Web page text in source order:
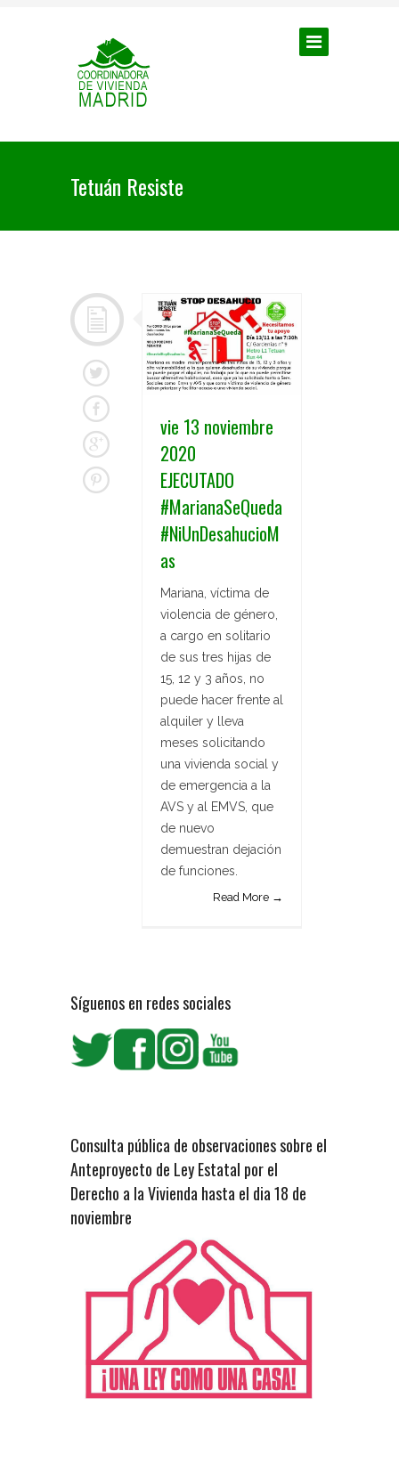
Tetuán Resiste
vie 13 noviembre
2020
EJECUTADO
#MarianaSeQueda
#NiUnDesahucioM
as
Mariana, víctima de
violencia de género,
a cargo en solitario
de sus tres hijas de
15, 12 y 3 años, no
puede hacer frente al
alquiler y lleva
meses solicitando
una vivienda social y
de emergencia a la
AVS y al EMVS, que
de nuevo
demuestran dejación
de funciones.
Read More →
Síguenos en redes sociales
Consulta pública de observaciones sobre el
Anteproyecto de Ley Estatal por el
Derecho a la Vivienda hasta el dia 18 de
noviembre